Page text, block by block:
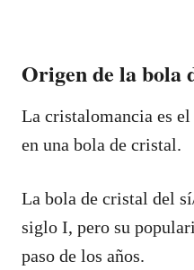
Origen de la bola
La cristalomancia es
en una bola de cristal.
La bola de cristal del
siglo I, pero su
paso de los años.